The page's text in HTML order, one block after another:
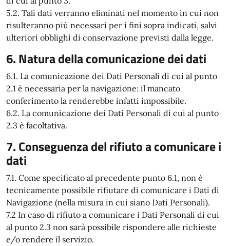
5.2. Tali dati verranno eliminati nel momento in cui non
risulteranno più necessari per i fini sopra indicati, salvi
ulteriori obblighi di conservazione previsti dalla legge.
6. Natura della comunicazione dei dati
6.1. La comunicazione dei Dati Personali di cui al punto
2.1 è necessaria per la navigazione: il mancato
conferimento la renderebbe infatti impossibile.
6.2. La comunicazione dei Dati Personali di cui al punto
2.3 è facoltativa.
7. Conseguenza del rifiuto a comunicare i
dati
7.1. Come specificato al precedente punto 6.1, non è
tecnicamente possibile rifiutare di comunicare i Dati di
Navigazione (nella misura in cui siano Dati Personali).
7.2 In caso di rifiuto a comunicare i Dati Personali di cui
al punto 2.3 non sarà possibile rispondere alle richieste
e/o rendere il servizio.